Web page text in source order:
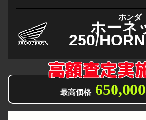
ホンダ
ホーネ
250/
高額査定実
最高価格 650,000